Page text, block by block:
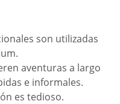
son utilizadas
aventuras a largo
e informales.
es tedioso.